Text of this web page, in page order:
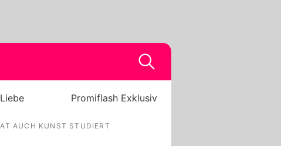
Promiflash Exklusiv
AUCH KUNST STUDIERT